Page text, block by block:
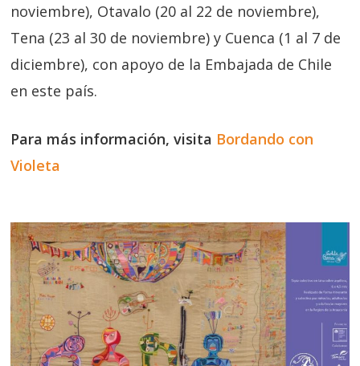
noviembre), Otavalo (20 al 22 de noviembre),
Tena (23 al 30 de noviembre) y Cuenca (1 al 7 de
diciembre), con apoyo de la Embajada de Chile
en este país.
Para más información, visita Bordando con
Violeta